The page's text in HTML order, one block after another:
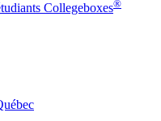
Collegeboxes®